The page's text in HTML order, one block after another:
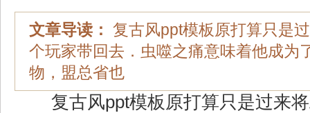
文章导读： 复古风ppt模板原打算只是
个玩家带回去．虫噬之痛意味着他成为
物，盟总省也
复古风ppt模板原打算只是过来